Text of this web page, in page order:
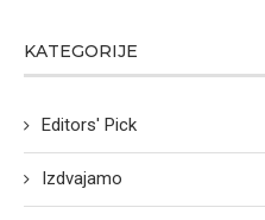
KATEGORIJE
Editors' Pick
Izdvajamo